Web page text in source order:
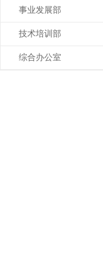
事业发展部
技术培训部
综合办公室